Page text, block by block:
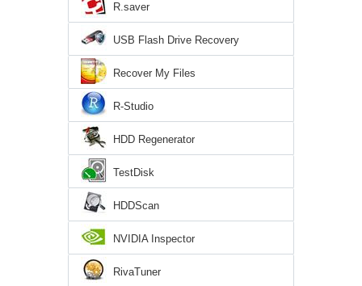
R.saver
USB Flash Drive Recovery
Recover My Files
R-Studio
HDD Regenerator
TestDisk
HDDScan
NVIDIA Inspector
RivaTuner